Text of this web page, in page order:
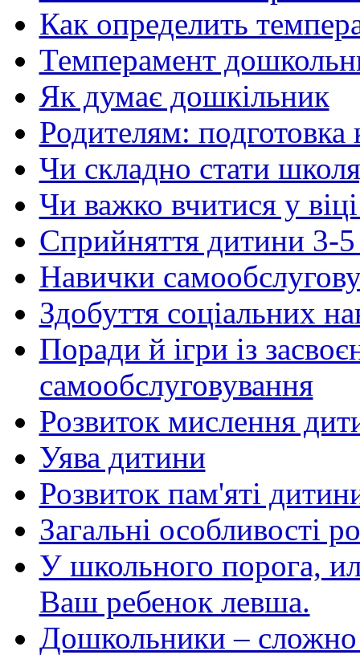
Как определить
Темперамент
Як думає дошкільник
Родителям:
Чи складно стати
Чи важко вчитися у
Сприйняття дитини 3-5
Навички
Здобуття соціальних
Поради й ігри із
самообслуговування
Розвиток мислення
Уява дитини
Розвиток пам'яті
Загальні особливості
У школьного порога,
Ваш ребенок левша.
Дошкольники – сложно